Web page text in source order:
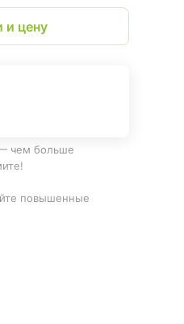
и цену
— чем больше
повышенные